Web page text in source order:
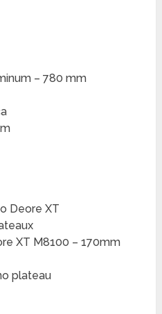
– 780 mm
Deore XT
XT M8100 – 170mm
plateau